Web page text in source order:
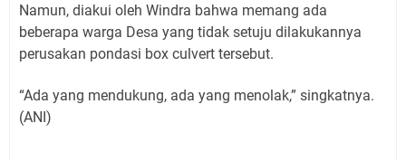
Namun, diakui oleh Windra bahwa memang ada
beberapa warga Desa yang tidak setuju dilakukannya
perusakan pondasi box culvert tersebut.
“Ada yang mendukung, ada yang menolak,” singkatnya.
(ANI)